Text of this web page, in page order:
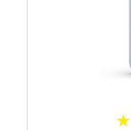
★
★